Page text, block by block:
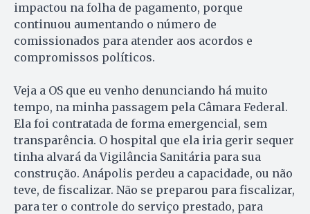
impactou na folha de pagamento, porque
continuou aumentando o número de
comissionados para atender aos acordos e
compromissos políticos.
Veja a OS que eu venho denunciando há muito
tempo, na minha passagem pela Câmara Federal.
Ela foi contratada de forma emergencial, sem
transparência. O hospital que ela iria gerir sequer
tinha alvará da Vigilância Sanitária para sua
construção. Anápolis perdeu a capacidade, ou não
teve, de fiscalizar. Não se preparou para fiscalizar,
para ter o controle do serviço prestado, para